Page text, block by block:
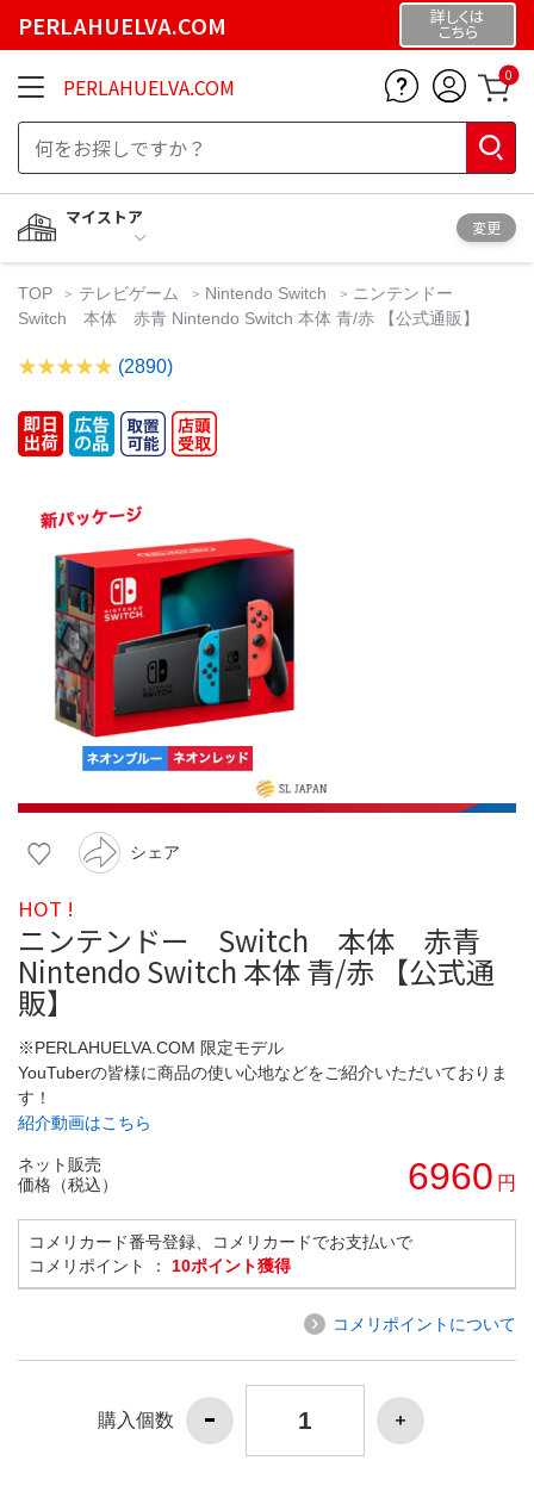
PERLAHUELVA.COM 詳しくは
こちら
PERLAHUELVA.COM 0
マイストア
変更
TOP テレビゲーム Nintendo Switch
ニンテンドー
Switch 本体 赤青 Nintendo Switch 本体 青/赤 【公式通販】
(2890)
シェア
HOT !
ニンテンドー Switch 本体 赤青
Nintendo Switch 本体 青/赤 【公式通
販】
※PERLAHUELVA.COM 限定モデル
YouTuberの皆様に商品の使い心地などをご紹介いただいておりま
す！
紹介動画はこちら
ネット販売
価格（税込）
6960 円
コメリカード番号登録、コメリカードでお支払いで
コメリポイント ： 10ポイント獲得
コメリポイントについて
購入個数